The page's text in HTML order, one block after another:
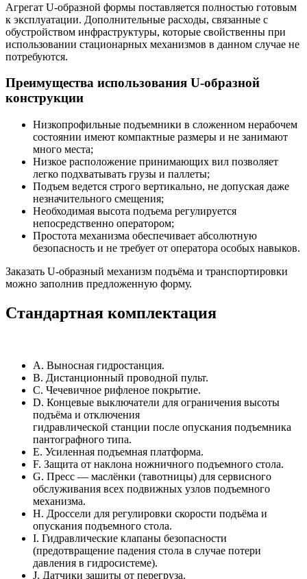
Агрегат U-образной формы поставляется полностью готовым
к эксплуатации. Дополнительные расходы, связанные с
обустройством инфраструктуры, которые свойственны при
использовании стационарных механизмов в данном случае не
потребуются.
Преимущества использования U-образной
конструкции
Низкопрофильные подъемники в сложенном нерабочем
состоянии имеют компактные размеры и не занимают
много места;
Низкое расположение принимающих вил позволяет
легко подхватывать грузы и паллеты;
Подъем ведется строго вертикально, не допуская даже
незначительного смещения;
Необходимая высота подъема регулируется
непосредственно оператором;
Простота механизма обеспечивает абсолютную
безопасность и не требует от оператора особых навыков.
Заказать U-образный механизм подъёма и транспортировки
можно заполнив предложенную форму.
Стандартная комплектация
A. Выносная гидростанция.
B. Дистанционный проводной пульт.
C. Чечевичное рифленое покрытие.
D. Концевые выключатели для ограничения высоты
подъёма и отключения
гидравлической станции после опускания подъемника
пантографного типа.
E. Усиленная подъемная платформа.
F. Защита от наклона ножничного подъемного стола.
G. Пресс — маслёнки (тавотницы) для сервисного
обслуживания всех подвижных узлов подъемного
механизма.
H. Дроссели для регулировки скорости подъёма и
опускания подъемного стола.
I. Гидравлические клапаны безопасности
(предотвращение падения стола в случае потери
давления в гидросистеме).
J. Датчики защиты от перегруза.